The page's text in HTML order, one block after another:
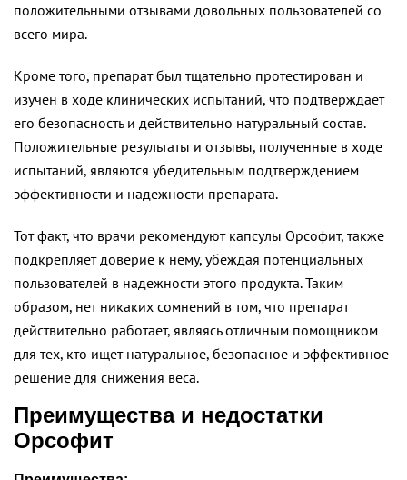
положительными отзывами довольных пользователей со
всего мира.
Кроме того, препарат был тщательно протестирован и
изучен в ходе клинических испытаний, что подтверждает
его безопасность и действительно натуральный состав.
Положительные результаты и отзывы, полученные в ходе
испытаний, являются убедительным подтверждением
эффективности и надежности препарата.
Тот факт, что врачи рекомендуют капсулы Орсофит, также
подкрепляет доверие к нему, убеждая потенциальных
пользователей в надежности этого продукта. Таким
образом, нет никаких сомнений в том, что препарат
действительно работает, являясь отличным помощником
для тех, кто ищет натуральное, безопасное и эффективное
решение для снижения веса.
Преимущества и недостатки
Орсофит